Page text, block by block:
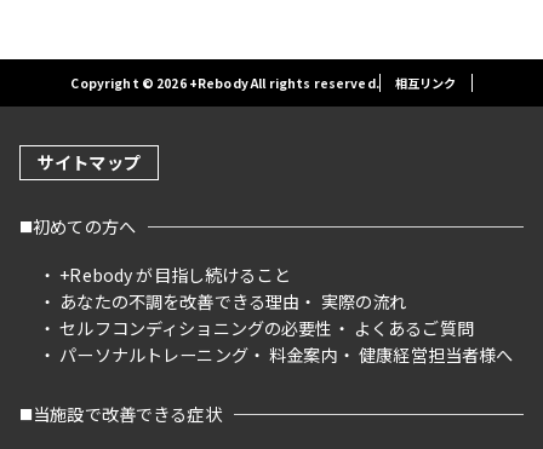
Copyright © 2026 +Rebody All rights reserved. 相互リンク
サイトマップ
初めての方へ
+Rebody が目指し続けること
あなたの不調を改善できる理由
実際の流れ
セルフコンディショニングの必要性
よくあるご質問
パーソナルトレーニング
料金案内 健康経営担当者様へ
当施設で改善できる症状